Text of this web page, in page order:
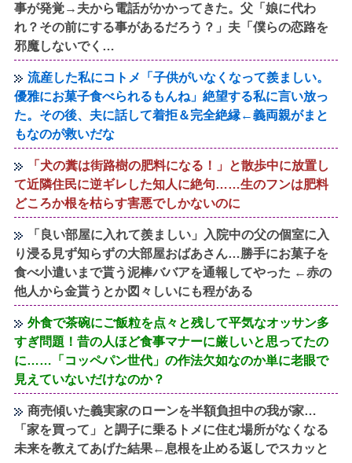
事が発覚→夫から電話がかかってきた。父「娘に代わ
れ？その前にする事があるだろう？」夫「僕らの恋路を
邪魔しないでく…
流産した私にコトメ「子供がいなくなって羨ましい。
優雅にお菓子食べられるもんね」絶望する私に言い放っ
た。その後、夫に話して着拒＆完全絶縁←義両親がまと
もなのが救いだな
「犬の糞は街路樹の肥料になる！」と散歩中に放置し
て近隣住民に逆ギレした知人に絶句……生のフンは肥料
どころか根を枯らす害悪でしかないのに
「良い部屋に入れて羨ましい」入院中の父の個室に入
り浸る見ず知らずの大部屋おばあさん…勝手にお菓子を
食べ小遣いまで貰う泥棒ババアを通報してやった ←赤の
他人から金貰うとか図々しいにも程がある
外食で茶碗にご飯粒を点々と残して平気なオッサン多
すぎ問題！昔の人ほど食事マナーに厳しいと思ってたの
に……「コッペパン世代」の作法欠如なのか単に老眼で
見えていないだけなのか？
商売傾いた義実家のローンを半額負担中の我が家…
「家を買って」と調子に乗るトメに住む場所がなくなる
未来を教えてあげた結果←息根を止める返しでスカッと